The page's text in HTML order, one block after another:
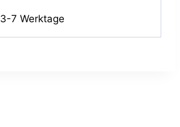
3-7 Werktage